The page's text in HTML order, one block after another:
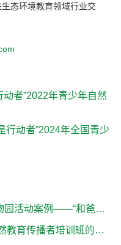
态环境教育领域行业交
动者”2022年青少年自然
行动者”2024年全国青少
自然学校试点 | 陕西省西安植物园活动案例——“和爸爸一起散步”
自然教育 | 关于举办2021年自然教育传播者培训班的通知